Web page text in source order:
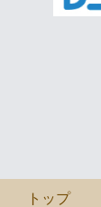
トップ